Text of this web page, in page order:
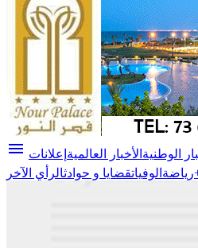
menu الوطنية الأخبار العالمية إعلانات
رياضة الوفياتقضايا و حوادثالرأي الآخر